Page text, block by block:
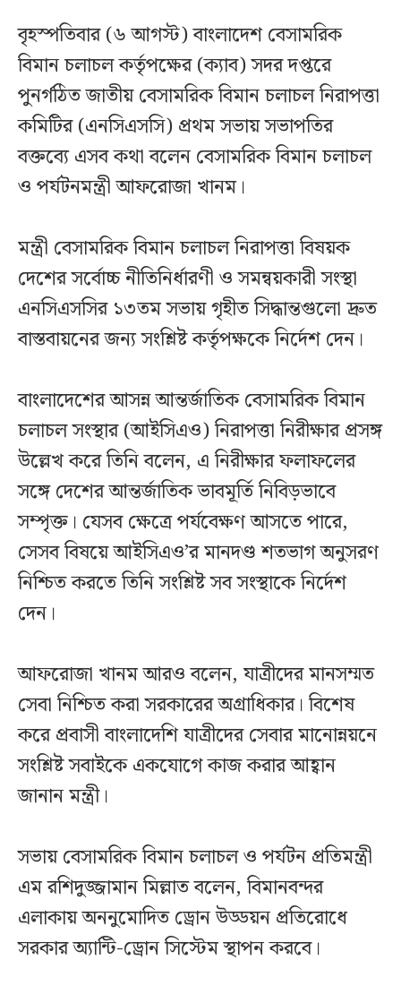
বৃহস্পতিবার (৬ আগস্ট) বাংলাদেশ বেসামরিক
বিমান চলাচল কর্তৃপক্ষের (ক্যাব) সদর দপ্তরে
পুনর্গঠিত জাতীয় বেসামরিক বিমান চলাচল নিরাপত্তা
কমিটির (এনসিএসসি) প্রথম সভায় সভাপতির
বক্তব্যে এসব কথা বলেন বেসামরিক বিমান চলাচল
ও পর্যটনমন্ত্রী আফরোজা খানম।
মন্ত্রী বেসামরিক বিমান চলাচল নিরাপত্তা বিষয়ক
দেশের সর্বোচ্চ নীতিনির্ধারণী ও সমন্বয়কারী সংস্থা
এনসিএসসির ১৩তম সভায় গৃহীত সিদ্ধান্তগুলো দ্রুত
বাস্তবায়নের জন্য সংশ্লিষ্ট কর্তৃপক্ষকে নির্দেশ দেন।
বাংলাদেশের আসন্ন আন্তর্জাতিক বেসামরিক বিমান
চলাচল সংস্থার (আইসিএও) নিরাপত্তা নিরীক্ষার প্রসঙ্গ
উল্লেখ করে তিনি বলেন, এ নিরীক্ষার ফলাফলের
সঙ্গে দেশের আন্তর্জাতিক ভাবমূর্তি নিবিড়ভাবে
সম্পৃক্ত। যেসব ক্ষেত্রে পর্যবেক্ষণ আসতে পারে,
সেসব বিষয়ে আইসিএও’র মানদণ্ড শতভাগ অনুসরণ
নিশ্চিত করতে তিনি সংশ্লিষ্ট সব সংস্থাকে নির্দেশ
দেন।
আফরোজা খানম আরও বলেন, যাত্রীদের মানসম্মত
সেবা নিশ্চিত করা সরকারের অগ্রাধিকার। বিশেষ
করে প্রবাসী বাংলাদেশি যাত্রীদের সেবার মানোন্নয়নে
সংশ্লিষ্ট সবাইকে একযোগে কাজ করার আহ্বান
জানান মন্ত্রী।
সভায় বেসামরিক বিমান চলাচল ও পর্যটন প্রতিমন্ত্রী
এম রশিদুজ্জামান মিল্লাত বলেন, বিমানবন্দর
এলাকায় অননুমোদিত ড্রোন উড্ডয়ন প্রতিরোধে
সরকার অ্যান্টি-ড্রোন সিস্টেম স্থাপন করবে।